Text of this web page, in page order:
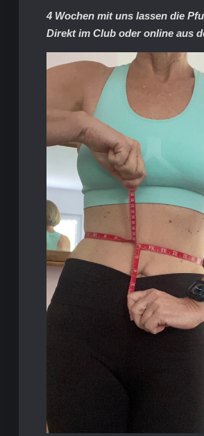
4 Wochen mit uns lassen die
Direkt im Club oder online aus